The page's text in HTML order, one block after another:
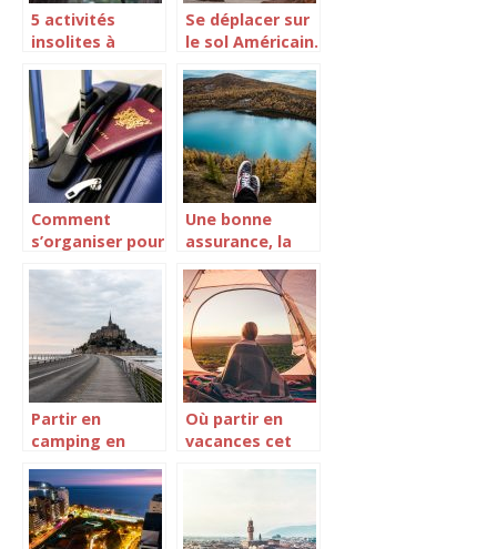
5 activités
insolites à
la région Midi-
Pyrénées!
Se déplacer sur
le sol Américain.
Comment
s’organiser pour
Voyage ?
Une bonne
assurance, la
voyage serein
Partir en
camping en
Où partir en
vacances cet